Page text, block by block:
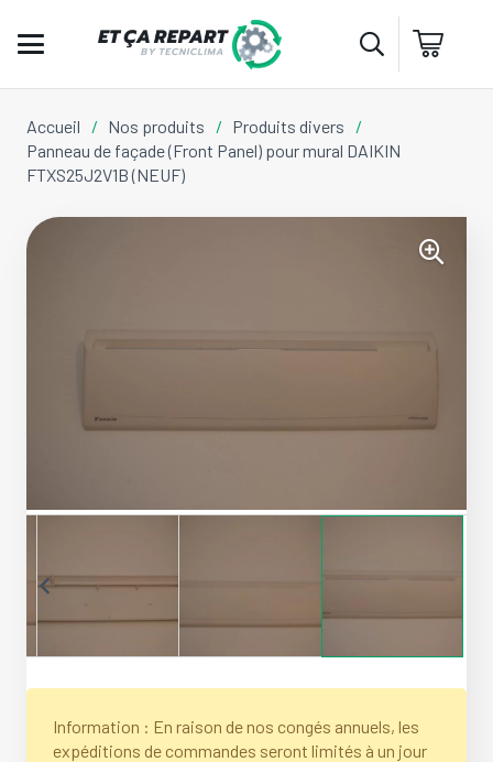
Accueil / Nos produits / Produits divers
/
Panneau de façade (Front Panel) pour mural DAIKIN
FTXS25J2V1B (NEUF)
Information : En raison de nos congés annuels, les
expéditions de commandes seront limités à un jour